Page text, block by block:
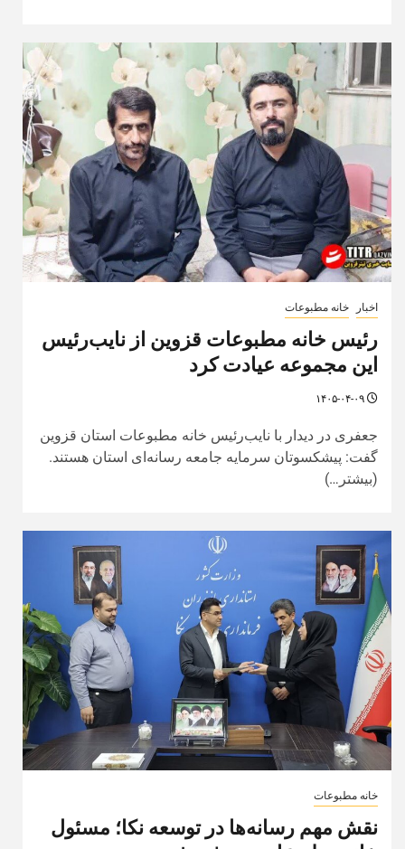
اخبار خانه مطبوعات
رئیس خانه مطبوعات قزوین از نایب‌رئیس
این مجموعه عیادت کرد
جعفری در دیدار با نایب‌رئیس خانه مطبوعات استان قزوین
گفت: پیشکسوتان سرمایه جامعه رسانه‌ای استان هستند.
(بیشتر…)
خانه مطبوعات
نقش مهم رسانه‌ها در توسعه نکا؛ مسئول